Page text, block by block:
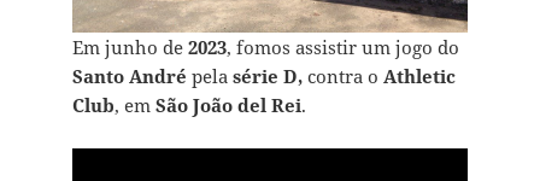
Em junho de 2023, fomos assistir um jogo do
Santo André pela série D,contra o Athletic
Club, em São João del Rei.